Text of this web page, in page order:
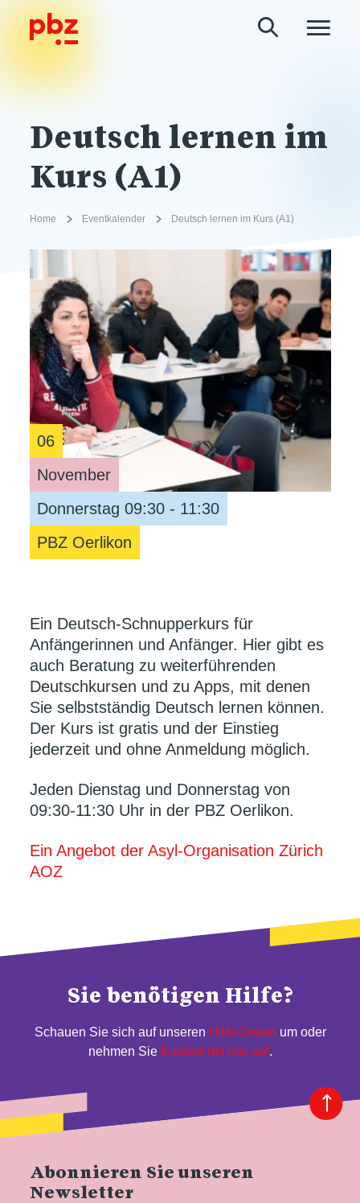
Deutsch lernen im
Kurs (A1)
Home Eventkalender Deutsch lernen im Kurs (A1)
06
November
Donnerstag 09:30 - 11:30
PBZ Oerlikon
Ein Deutsch-Schnupperkurs für
Anfängerinnen und Anfänger. Hier gibt es
auch Beratung zu weiterführenden
Deutschkursen und zu Apps, mit denen
Sie selbstständig Deutsch lernen können.
Der Kurs ist gratis und der Einstieg
jederzeit und ohne Anmeldung möglich.
Jeden Dienstag und Donnerstag von
09:30-11:30 Uhr in der PBZ Oerlikon.
Ein Angebot der Asyl-Organisation Zürich
AOZ
Sie benötigen Hilfe?
Schauen Sie sich auf unseren Hilfe-Seiten um oder
nehmen Sie Kontakt mit uns auf.
Abonnieren Sie unseren
Newsletter